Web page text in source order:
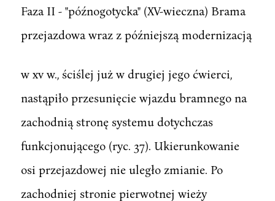
Faza II - "późnogotycka" (XV-wieczna) Brama
przejazdowa wraz z późniejszą modernizacją
w xv w., ściślej już w drugiej jego ćwierci,
nastąpiło przesunięcie wjazdu bramnego na
zachodnią stronę systemu dotychczas
funkcjonującego (ryc. 37). Ukierunkowanie
osi przejazdowej nie uległo zmianie. Po
zachodniej stronie pierwotnej wieży